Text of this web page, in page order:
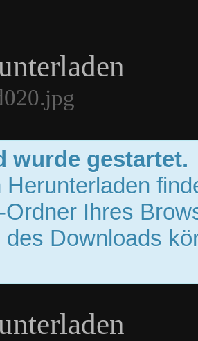
wurde gestartet.
Herunterladen
Ordner Ihres
des Downloads